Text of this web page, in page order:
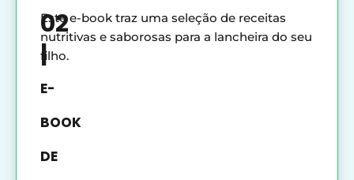
02
|
E-
BOOK
DE
Este e-book traz uma seleção de receitas
nutritivas e saborosas para a lancheira do seu
filho.